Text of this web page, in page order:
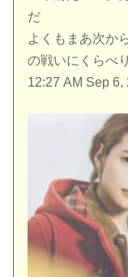
だ
よくもまあ次か
の戦いにくらべ
12:27 AM Sep 6,